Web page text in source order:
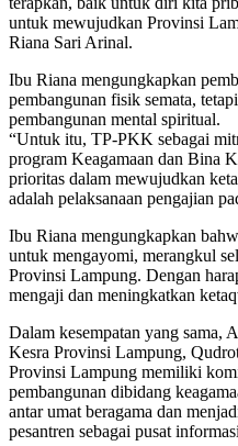
untuk mewujudkan Provinsi
Riana Sari Arinal.
Ibu Riana mengungkapkan
pembangunan fisik semata,
pembangunan mental spiritual.
“Untuk itu, TP-PKK sebagai
program Keagamaan dan Bina
prioritas dalam mewujudkan
adalah pelaksanaan pengajian
Ibu Riana mengungkapkan
untuk mengayomi, merangkul
Provinsi Lampung. Dengan
mengaji dan meningkatkan
Dalam kesempatan yang sama,
Kesra Provinsi Lampung,
Provinsi Lampung memiliki
pembangunan dibidang
antar umat beragama dan
pesantren sebagai pusat